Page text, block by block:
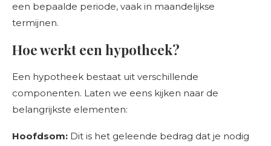
een bepaalde periode, vaak in maandelijkse
termijnen.
Hoe werkt een hypotheek?
Een hypotheek bestaat uit verschillende
componenten. Laten we eens kijken naar de
belangrijkste elementen:
Hoofdsom: Dit is het geleende bedrag dat je nodig